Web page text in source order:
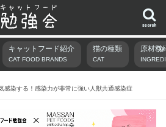
search
キャットフード紹介
CAT FOOD BRANDS
猫の種類
CAT
原材料
感染する！感染力が非常に強い人獣共通感染症